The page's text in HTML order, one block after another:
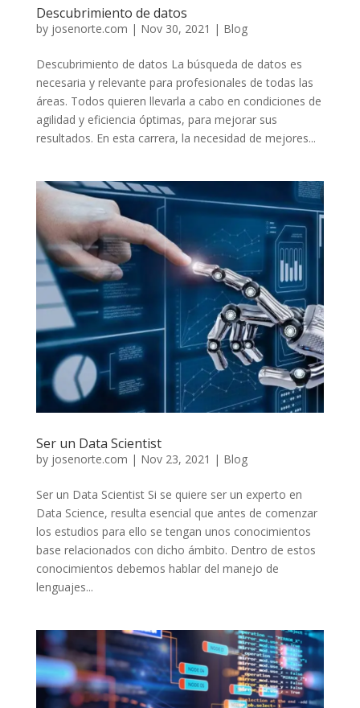
Descubrimiento de datos
by josenorte.com | Nov 30, 2021 | Blog
Descubrimiento de datos La búsqueda de datos es
necesaria y relevante para profesionales de todas las
áreas. Todos quieren llevarla a cabo en condiciones de
agilidad y eficiencia óptimas, para mejorar sus
resultados. En esta carrera, la necesidad de mejores...
Ser un Data Scientist
by josenorte.com | Nov 23, 2021 | Blog
Ser un Data Scientist Si se quiere ser un experto en
Data Science, resulta esencial que antes de comenzar
los estudios para ello se tengan unos conocimientos
base relacionados con dicho ámbito. Dentro de estos
conocimientos debemos hablar del manejo de
lenguajes...